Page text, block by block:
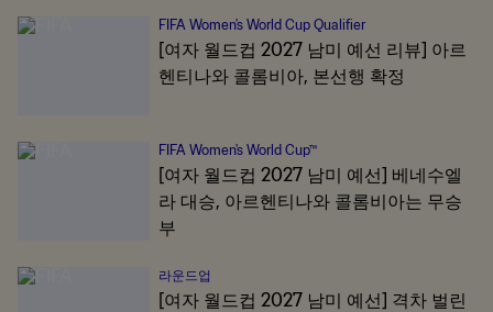
FIFA Women's World Cup Qualifier
[여자 월드컵 2027 남미 예선 리뷰] 아르
헨티나와 콜롬비아, 본선행 확정
FIFA Women's World Cup™
[여자 월드컵 2027 남미 예선] 베네수엘
라 대승, 아르헨티나와 콜롬비아는 무승
부
라운드업
[여자 월드컵 2027 남미 예선] 격차 벌린